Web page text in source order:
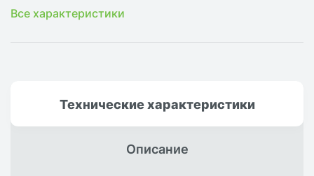
Все характеристики
Техническиехарактеристики
Описание